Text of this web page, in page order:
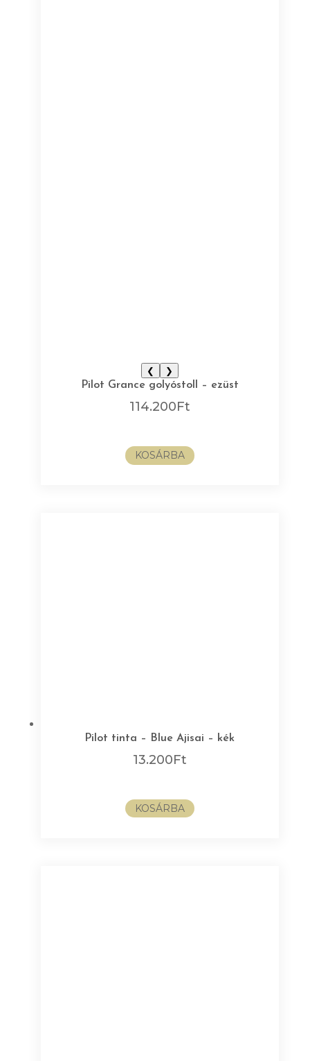
❮
❯
Pilot Grance golyóstoll – ezüst
114.200Ft
KOSÁRBA
Pilot tinta – Blue Ajisai – kék
13.200Ft
KOSÁRBA